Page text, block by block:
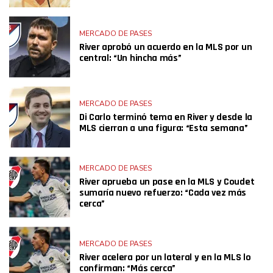
MERCADO DE PASES
River aprobó un acuerdo en la MLS por un
central: “Un hincha más”
MERCADO DE PASES
Di Carlo terminó tema en River y desde la
MLS cierran a una figura: “Esta semana”
MERCADO DE PASES
River aprueba un pase en la MLS y Coudet
sumaría nuevo refuerzo: “Cada vez más
cerca”
MERCADO DE PASES
River acelera por un lateral y en la MLS lo
confirman: “Más cerca”